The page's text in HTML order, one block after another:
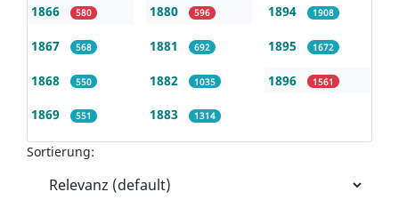
1866 580
1867 568
1868 550
1869 551
1880 596
1881 692
1882 1035
1883 1314
1894 1908
1895 1672
1896 1561
Sortierung: